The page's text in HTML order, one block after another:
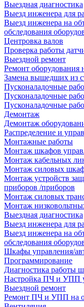
Выездная диагностика
Выезд инженера для
Выезд инженера на
обследования
Центровка валов
Проверка работы
Выездной ремонт
Ремонт оборудования
Замена вышедших из
Пусконаладочные
Пусконаладочные
Пусконаладочные
Демонтаж
Демонтаж
Распределение и
Монтажные работы
Монтаж шкафов
Монтаж кабельных
Монтаж силовых
Монтаж устройств
приборов /приборов
Монтаж силовых
Монтаж
Выездная диагностика
Выезд инженера для
Выезд инженера на
обследования
Шкафы управления/
Программирование
Диагностика работы
Настройка ПЧ и УПП
Выездной ремонт
Ремонт ПЧ и УПП на